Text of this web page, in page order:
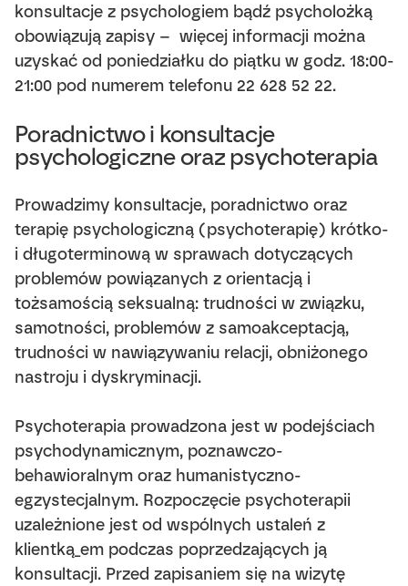
konsultacje z psychologiem bądź psycholożką
obowiązują zapisy – więcej informacji można
uzyskać od poniedziałku do piątku w godz. 18:00-
21:00 pod numerem telefonu 22 628 52 22.
Poradnictwo i konsultacje
psychologiczne oraz psychoterapia
Prowadzimy konsultacje, poradnictwo oraz
terapię psychologiczną (psychoterapię) krótko-
i długoterminową w sprawach dotyczących
problemów powiązanych z orientacją i
tożsamością seksualną: trudności w związku,
samotności, problemów z samoakceptacją,
trudności w nawiązywaniu relacji, obniżonego
nastroju i dyskryminacji.
Psychoterapia prowadzona jest w podejściach
psychodynamicznym, poznawczo-
behawioralnym oraz humanistyczno-
egzystecjalnym. Rozpoczęcie psychoterapii
uzależnione jest od wspólnych ustaleń z
klientką_em podczas poprzedzających ją
konsultacji. Przed zapisaniem się na wizytę